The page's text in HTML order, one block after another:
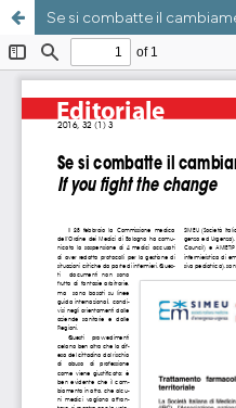
Se si combatte il